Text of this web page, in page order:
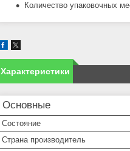
Количество упаковочных
Характеристики
Основные
Состояние
Страна производитель